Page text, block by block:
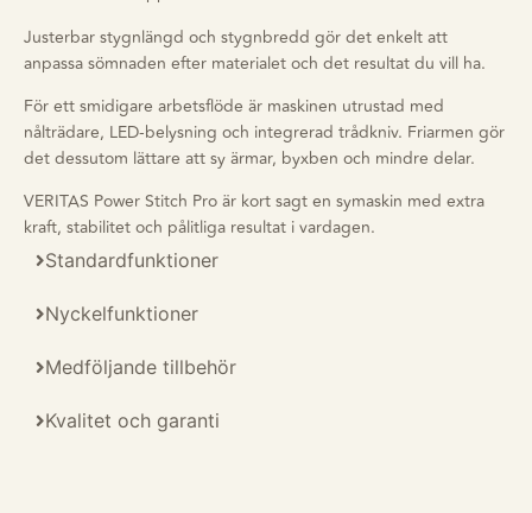
Justerbar stygnlängd och stygnbredd gör det enkelt att
anpassa sömnaden efter materialet och det resultat du vill ha.
För ett smidigare arbetsflöde är maskinen utrustad med
nålträdare, LED-belysning och integrerad trådkniv. Friarmen gör
det dessutom lättare att sy ärmar, byxben och mindre delar.
VERITAS Power Stitch Pro är kort sagt en symaskin med extra
kraft, stabilitet och pålitliga resultat i vardagen.
Standardfunktioner
Nyckelfunktioner
Medföljande tillbehör
Kvalitet och garanti